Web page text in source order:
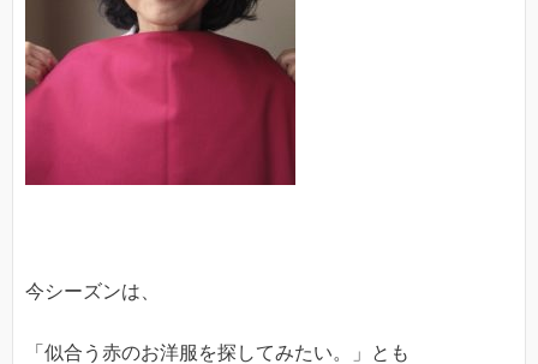
今シーズンは、
「似合う赤のお洋服を探してみたい。」とも